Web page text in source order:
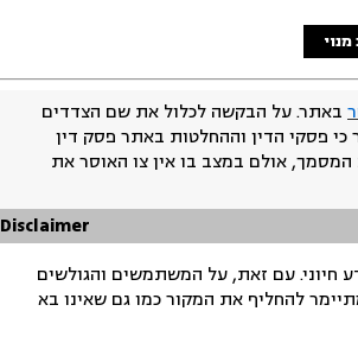
באתר. על הבקשה לכלול את שם הצדדים
כי פסקי הדין וההחלטות באתר פסק דין
אולם במצב בו אין צו האוסר את
Disclaimer
חיוני. עם זאת, על המשתמשים והגולשים
להחליף את המקור כמו גם שאינו בא